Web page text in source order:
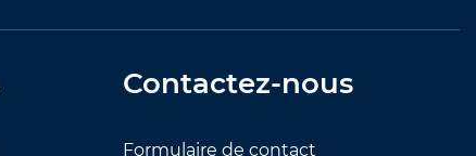
Contactez-nous
Formulaire de contact